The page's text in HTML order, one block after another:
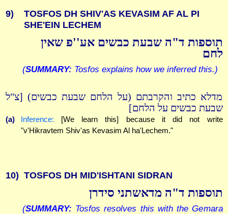
9)
TOSFOS DH SHIV'AS KEVASIM AF AL PI
SHE'EIN LECHEM
תוספות ד"ה שבעת כבשים אע''פ שאין
לחם
(SUMMARY: Tosfos explains how we inferred this.)
מדלא כתיב והקרבתם (על הלחם שבעת כבשים) [צ"ל
שבעת כבשים על הלחם]
(a) Inference: [We learn this] because it did not write
"v'Hikravtem Shiv'as Kevasim Al ha'Lechem."
10) TOSFOS DH MID'ISHTANI SIDRAN
תוספות ד"ה מדאשתני סידרן
(SUMMARY: Tosfos resolves this with the Gemara